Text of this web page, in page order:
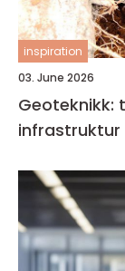
inspiration
03. June 2026
Geoteknikk:
infrastruktur